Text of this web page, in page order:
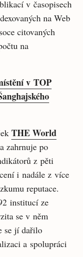
v časopisech
na Web
citovaných
na
v TOP
THE World
zahrnuje po
z pěti
i nadále z více
reputace.
institucí ze
se v něm
se jí dařilo
a spolupráci